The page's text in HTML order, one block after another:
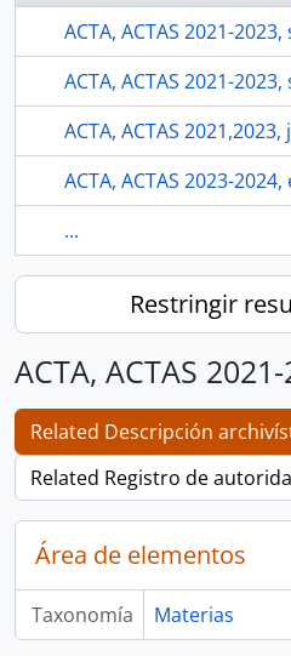
ACTA, ACTAS 2021-
ACTA, ACTAS 2021-
ACTA, ACTAS 2021,2023,
ACTA, ACTAS 2023-
...
Restringir
ACTA, ACTAS
Related Descripción
Related Registro de
Área de elementos
Taxonomía Materias